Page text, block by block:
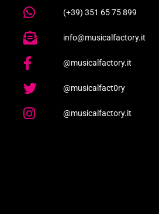
(+39) 351 65 75 899
info@musicalfactory.it
@musicalfactory.it
@musicalfact0ry
@musicalfactory.it